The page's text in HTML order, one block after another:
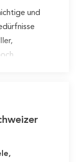
und